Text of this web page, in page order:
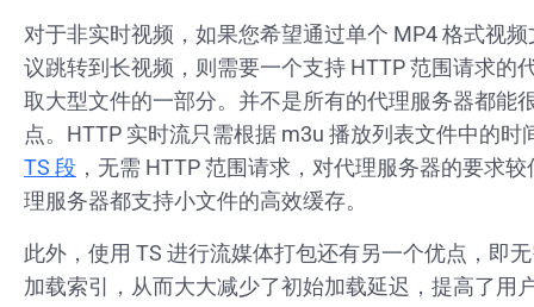
对于非实时视频，如果您希望通过单个 MP4 格式视频
议跳转到长视频，则需要一个支持 HTTP 范围请求的
取大型文件的一部分。并不是所有的代理服务器都能
点。HTTP 实时流只需根据 m3u 播放列表文件中的时
TS 段 ，无需 HTTP 范围请求，对代理服务器的要求
理服务器都支持小文件的高效缓存。
此外，使用 TS 进行流媒体打包还有另一个优点，即
加载索引，从而大大减少了初始加载延迟，提高了用